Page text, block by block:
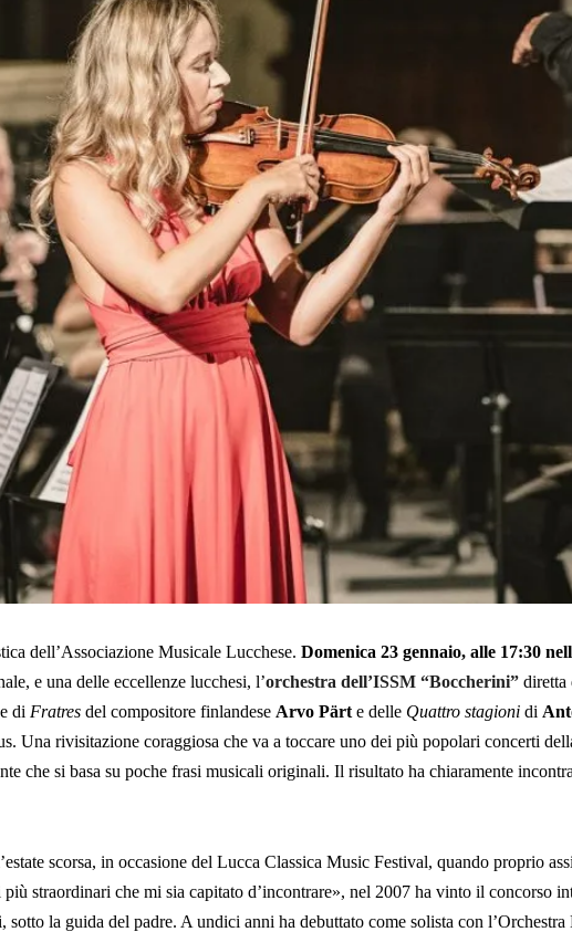
dell’Associazione Musicale Lucchese. Domenica 23 gennaio, alle 17:30
e una delle eccellenze lucchesi, l’orchestra dell’ISSM “Boccherini” diretta
di Fratres del compositore finlandese Arvo Pärt e delle Quattro stagioni di
Una rivisitazione coraggiosa che va a toccare uno dei più popolari concerti
che si basa su poche frasi musicali originali. Il risultato ha chiaramente
scorsa, in occasione del Lucca Classica Music Festival, quando proprio
straordinari che mi sia capitato d’incontrare», nel 2007 ha vinto il concorso
la guida del padre. A undici anni ha debuttato come solista con